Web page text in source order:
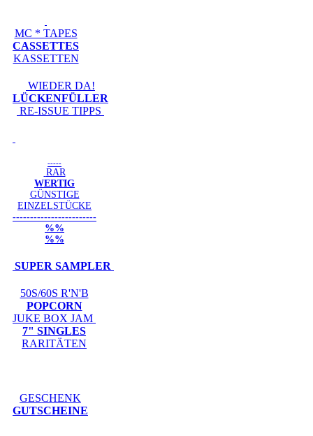
MC * TAPES
CASSETTES
KASSETTEN
WIEDER DA!
LÜCKENFÜLLER
RE-ISSUE TIPPS
-----
RAR
WERTIG
GÜNSTIGE
EINZELSTÜCKE
------------------------
%%
%%
SUPER SAMPLER
50S/60S R'N'B
POPCORN
JUKE BOX JAM
7" SINGLES
RARITÄTEN
GESCHENK
GUTSCHEINE